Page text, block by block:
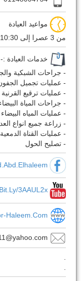
مواعيد العيادة
من 3 عصرا إلى 10:30 مساءا يوميا عدا الجمعة
خدمات العيادة :-
- جراحات الشبكية
- عمليات تجميل
- عمليات ترقيع القرنية
- جراحات المياة
- عمليات المياه
- زراعة جميع انواع
- عمليات القناة الدمعية
- تصليح الحول
3AAUL2x
Haleem.com/